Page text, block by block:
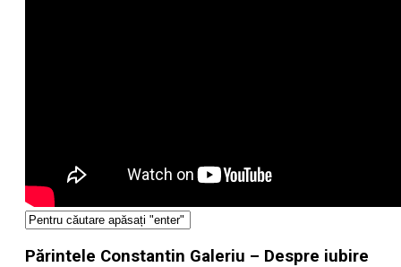
Părintele Constantin Galeriu – Despre iubire